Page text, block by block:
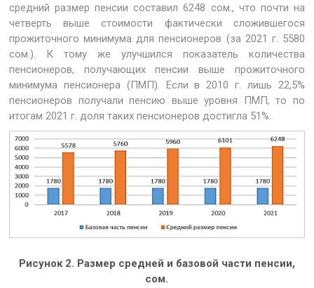
средний размер пенсии составил 6248 сом., что почти на
четверть выше стоимости фактически сложившегося
прожиточного минимума для пенсионеров (за 2021 г. 5580
сом.). К тому же улучшился показатель количества
пенсионеров, получающих пенсии выше прожиточного
минимума пенсионера (ПМП). Если в 2010 г. лишь 22,5%
пенсионеров получали пенсию выше уровня ПМП, то по
итогам 2021 г. доля таких пенсионеров достигла 51%.
Рисунок 2. Размер средней и базовой части пенсии,
сом.